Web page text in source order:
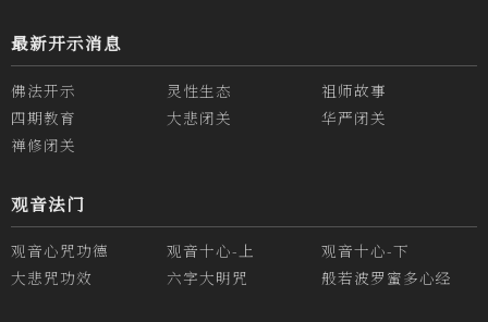
最新开示消息
佛法开示 灵性生态
祖师故事
四期教育
大悲闭关
华严闭关
禅修闭关
观音法门
观音心咒功德 观音十心-上
观音十心-下
大悲咒功效
六字大明咒 般若波罗蜜多心经